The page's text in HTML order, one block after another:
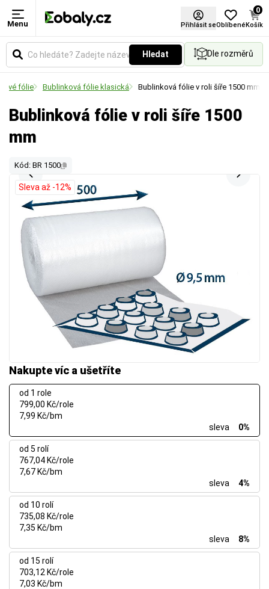
Menu Přihlásit seOblíbené
0
Košík
Hledat Dle rozměrů
fólie Bublinková fólie klasická Bublinková fólie v roli šíře 1500 mm
Bublinková fólie v roli šíře 1500
mm
Kód: BR 1500
Nakupte víc a ušetříte
od 1 role
799,00 Kč/role
7,99 Kč/bm
sleva
0%
od 5 rolí
767,04 Kč/role
7,67 Kč/bm
sleva
4%
od 10 rolí
735,08 Kč/role
7,35 Kč/bm
sleva
8%
od 15 rolí
703,12 Kč/role
7,03 Kč/bm
Sleva až -12%